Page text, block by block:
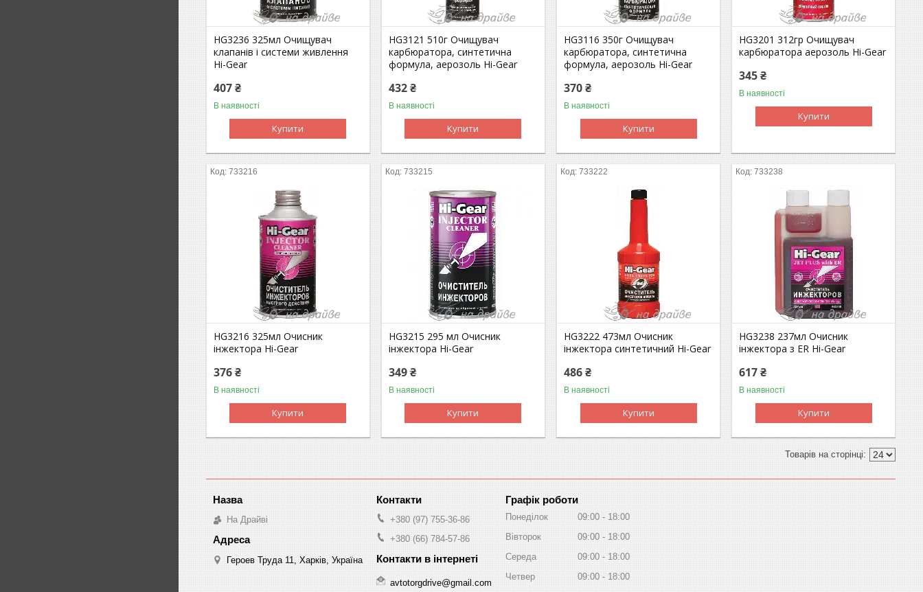
HG3236 325мл Очищувач
клапанів і системи живлення
Hi-Gear
407 ₴
В наявності
Купити
HG3121 510г Очищувач
карбюратора, синтетична
формула, аерозоль Hi-Gear
432 ₴
В наявності
Купити
HG3116 350г Очищувач
карбюратора, синтетична
формула, аерозоль Hi-Gear
370 ₴
В наявності
Купити
HG3201 312гр Очищувач
карбюратора аерозоль Hi-Gear
345 ₴
В наявності
Купити
733216
HG3216 325мл Очисник
інжектора Hi-Gear
376 ₴
В наявності
Купити
733215
HG3215 295 мл Очисник
інжектора Hi-Gear
349 ₴
В наявності
Купити
733222
HG3222 473мл Очисник
інжектора синтетичний Hi-Gear
486 ₴
В наявності
Купити
733238
HG3238 237мл Очисник
інжектора з ER Hi-Gear
617 ₴
В наявності
Купити
На Драйві
Героев Труда 11, Харків, Україна
+380 (97) 755-36-86
+380 (66) 784-57-86
avtotorgdrive@gmail.com
Графік роботи
Понеділок 09:00
18:00
Вівторок
09:00
18:00
Середа
09:00
18:00
Четвер
09:00
18:00